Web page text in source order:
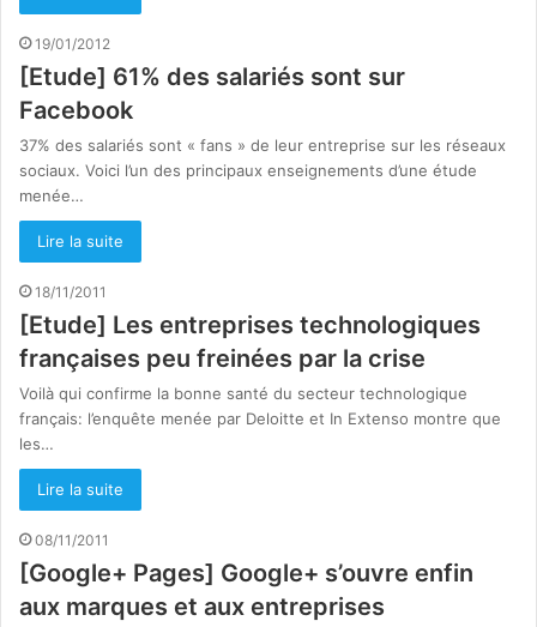
19/01/2012
[Etude] 61% des salariés sont sur
Facebook
37% des salariés sont « fans » de leur entreprise sur les réseaux
sociaux. Voici l’un des principaux enseignements d’une étude
menée…
Lire la suite
18/11/2011
[Etude] Les entreprises technologiques
françaises peu freinées par la crise
Voilà qui confirme la bonne santé du secteur technologique
français: l’enquête menée par Deloitte et In Extenso montre que
les…
Lire la suite
08/11/2011
[Google+ Pages] Google+ s’ouvre enfin
aux marques et aux entreprises